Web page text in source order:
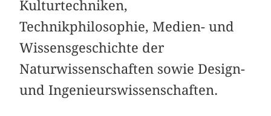
Kulturtechniken,
Technikphilosophie, Medien- und
Wissensgeschichte der
Naturwissenschaften sowie Design-
und Ingenieurswissenschaften.